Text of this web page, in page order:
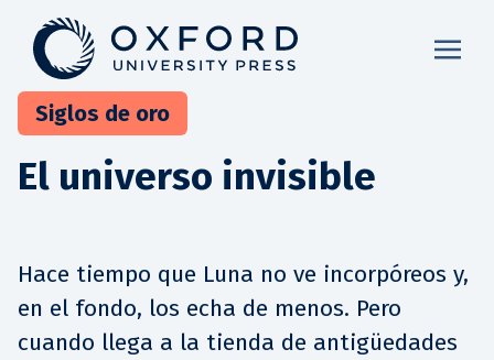
Siglos de oro
El universo invisible
Hace tiempo que Luna no ve incorpóreos y,
en el fondo, los echa de menos. Pero
cuando llega a la tienda de antigüedades